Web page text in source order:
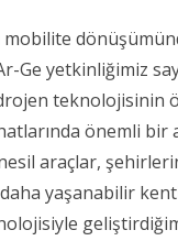
mobilite
Ge yetkinliğimiz
teknolojisinin
önemli
araçlar,
yaşanabilir